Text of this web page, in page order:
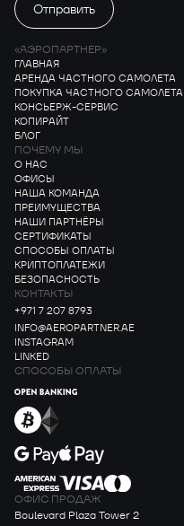
«АЭРОПАРТНЕР»
ГЛАВНАЯ
АРЕНДА ЧАСТНОГО САМОЛЕТА
ПОКУПКА ЧАСТНОГО САМОЛЕТА
КОНСЬЕРЖ-СЕРВИС
КОПИРАЙТ
БЛОГ
ПОЧЕМУ МЫ
О НАС
ОФИСЫ
НАША КОМАНДА
ПРЕИМУЩЕСТВА
НАШИ ПАРТНЁРЫ
СЕРТИФИКАТЫ
СПОСОБЫ ОПЛАТЫ
КРИПТОПЛАТЕЖИ
БЕЗОПАСНОСТЬ
КОНТАКТЫ
+971 7 207 8793
INFO@AEROPARTNER.AE
INSTAGRAM
LINKED
СПОСОБЫ ОПЛАТЫ
ОФИС ПРОДАЖ
Boulevard Plaza Tower 2